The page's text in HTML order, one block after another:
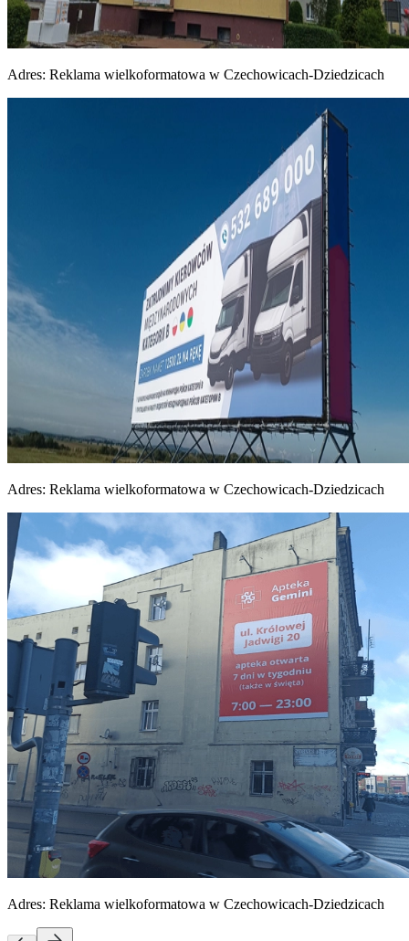
Adres: Reklama wielkoformatowa w Czechowicach-Dziedzicach
Adres: Reklama wielkoformatowa w Czechowicach-Dziedzicach
Adres: Reklama wielkoformatowa w Czechowicach-Dziedzicach